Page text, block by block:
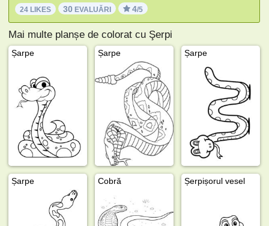
24 LIKES 30 EVALUĂRI 4/5
Mai multe planșe de colorat cu Şerpi
Șarpe Șarpe Șarpe
Șarpe Cobră Șerpișorul vesel